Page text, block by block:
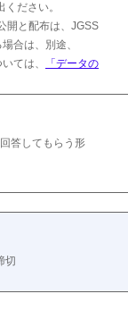
ださい。
開と配布は、JGSS
合は、別途、
ては、
「データの
答してもらう形
切